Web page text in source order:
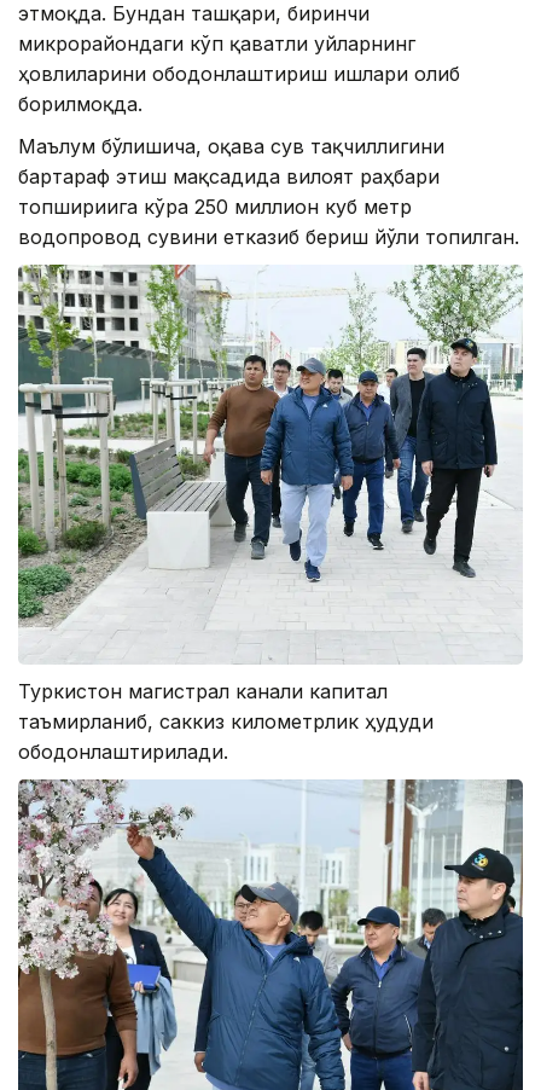
этмоқда. Бундан ташқари, биринчи
микрорайондаги кўп қаватли уйларнинг
ҳовлиларини ободонлаштириш ишлари олиб
борилмоқда.
Маълум бўлишича, оқава сув тақчиллигини
бартараф этиш мақсадида вилоят раҳбари
топшириғига кўра 250 миллион куб метр
водопровод сувини етказиб бериш йўли топилган.
Туркистон магистрал канали капитал
таъмирланиб, саккиз километрлик ҳудуди
ободонлаштирилади.